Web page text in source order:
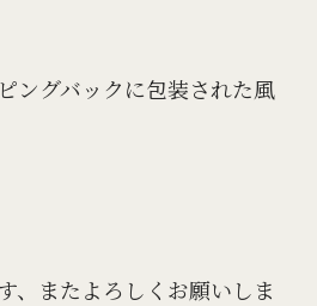
ングバックに包装された風
、またよろしくお願いしま